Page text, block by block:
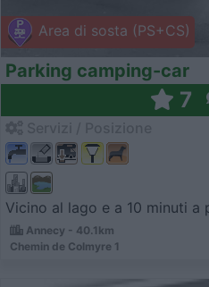
Area di sosta (PS+CS)
Parking camping-car
7
Vicino al lago e a 10 minuti
Annecy - 40.1km
Chemin de Colmyre 1